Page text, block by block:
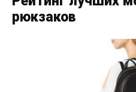
рюкзаков